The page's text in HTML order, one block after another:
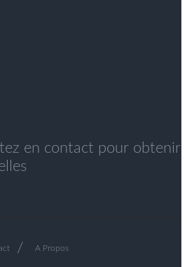
en contact pour obtenir
A Propos